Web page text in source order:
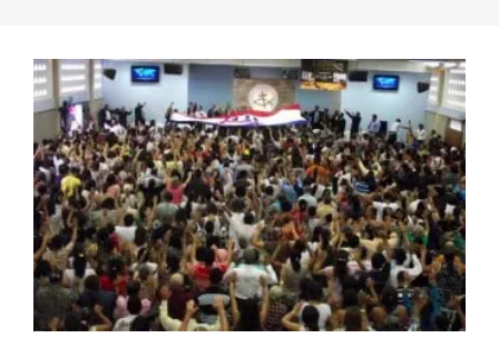
Convenção da ICB – Recife